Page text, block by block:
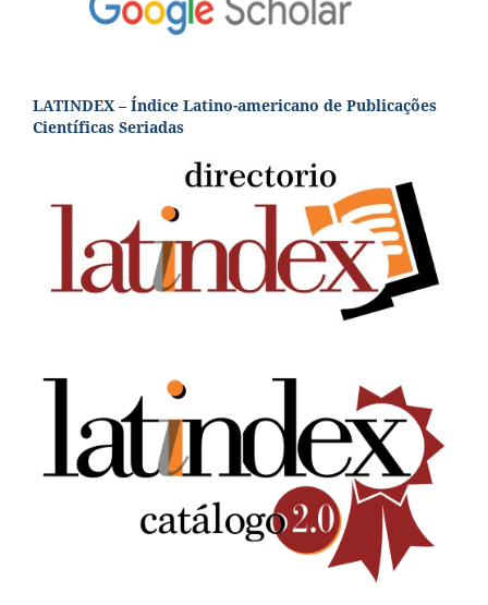
LATINDEX – Índice Latino-americano de Publicações
Científicas Seriadas